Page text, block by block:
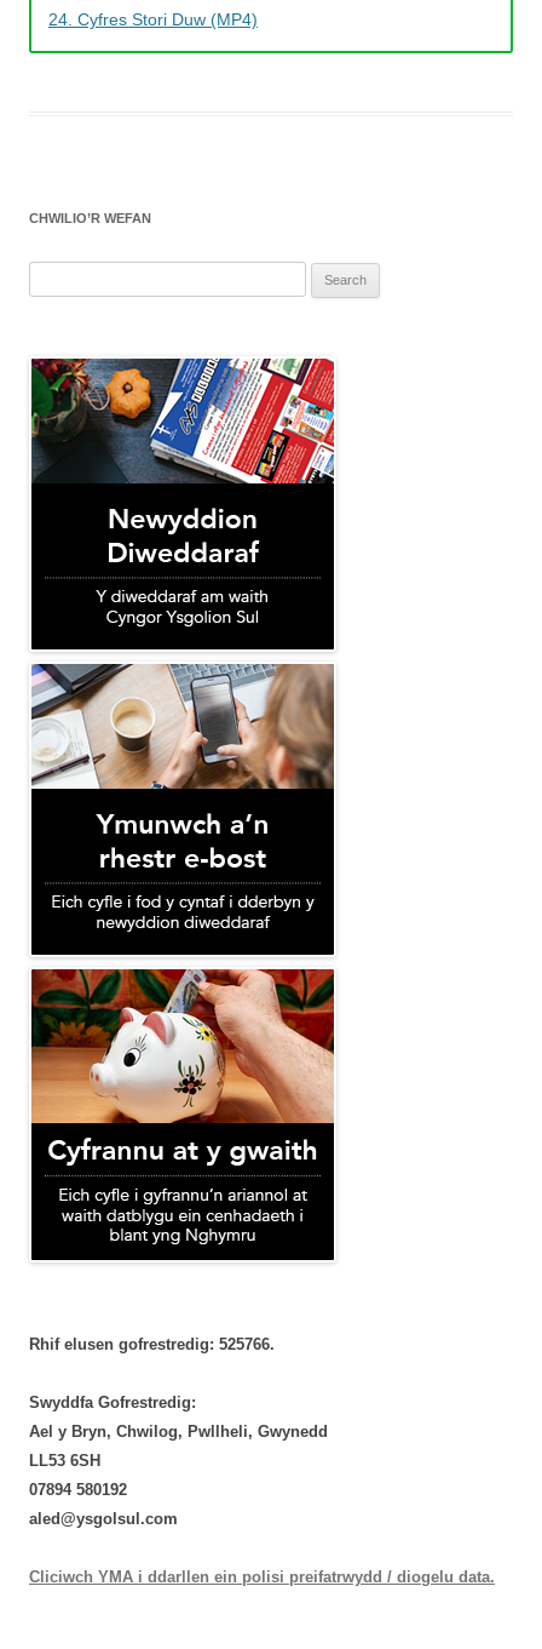
24. Cyfres Stori Duw (MP4)
CHWILIO’R WEFAN
for:
Rhif elusen gofrestredig: 525766.
Swyddfa Gofrestredig:
Ael y Bryn, Chwilog, Pwllheli, Gwynedd
LL53 6SH
‭07894 580192‬
aled@ysgolsul.com
Cliciwch YMA i ddarllen ein polisi preifatrwydd / diogelu data.